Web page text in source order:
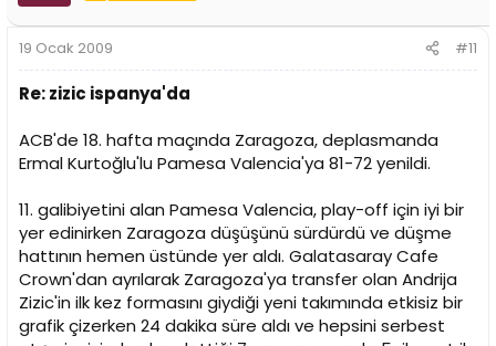
19 Ocak 2009 #11
Re: zizic ispanya'da
ACB'de 18. hafta maçında Zaragoza, deplasmanda
Ermal Kurtoğlu'lu Pamesa Valencia'ya 81-72 yenildi.
11. galibiyetini alan Pamesa Valencia, play-off için iyi bir
yer edinirken Zaragoza düşüşünü sürdürdü ve düşme
hattının hemen üstünde yer aldı. Galatasaray Cafe
Crown'dan ayrılarak Zaragoza'ya transfer olan Andrija
Zizic'in ilk kez formasını giydiği yeni takımında etkisiz bir
grafik çizerken 24 dakika süre aldı ve hepsini serbest